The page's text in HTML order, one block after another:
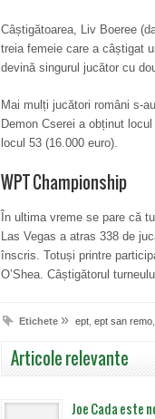
Câștigătoarea, Liv Boeree
treia femeie care a câștigat
devină singurul jucător cu
Mai mulți jucători români s-
Demon Cserei a obținut
locul 53 (16.000 euro).
WPT Championship
În ultima vreme se pare că
Las Vegas a atras 338 de
înscris. Totuși printre
O’Shea. Câștigătorul
Etichete » ept ept san remo
Articole relevante
Joe Cada este